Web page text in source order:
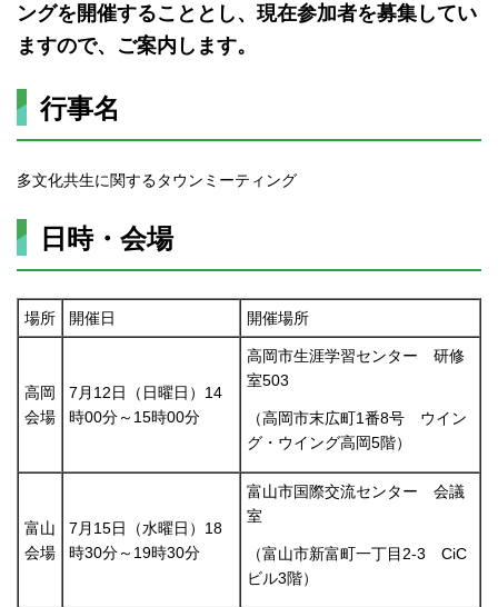
ングを開催することとし、現在参加者を募集してい
ますので、ご案内します。
行事名
多文化共生に関するタウンミーティング
日時・会場
場所 開催日 開催場所
高岡
会場
7月12日（日曜日）14
時00分～15時00分
高岡市生涯学習センター 研修
室503
（高岡市末広町1番8号 ウイン
グ・ウイング高岡5階）
富山
会場
7月15日（水曜日）18
時30分～19時30分
富山市国際交流センター 会議
室
（富山市新富町一丁目2-3 CiC
ビル3階）